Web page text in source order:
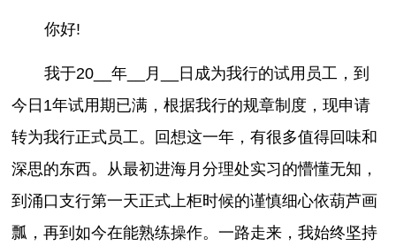
你好!
我于20__年__月__日成为我行的试用员工，到
今日1年试用期已满，根据我行的规章制度，现申请
转为我行正式员工。回想这一年，有很多值得回味和
深思的东西。从最初进海月分理处实习的懵懂无知，
到涌口支行第一天正式上柜时候的谨慎细心依葫芦画
瓢，再到如今在能熟练操作。一路走来，我始终坚持